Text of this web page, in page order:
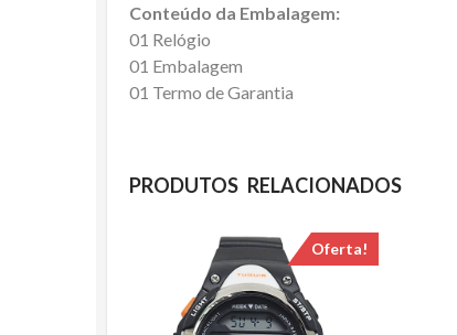
Conteúdo da Embalagem:
01 Relógio
01 Embalagem
01 Termo de Garantia
PRODUTOS RELACIONADOS
Oferta!